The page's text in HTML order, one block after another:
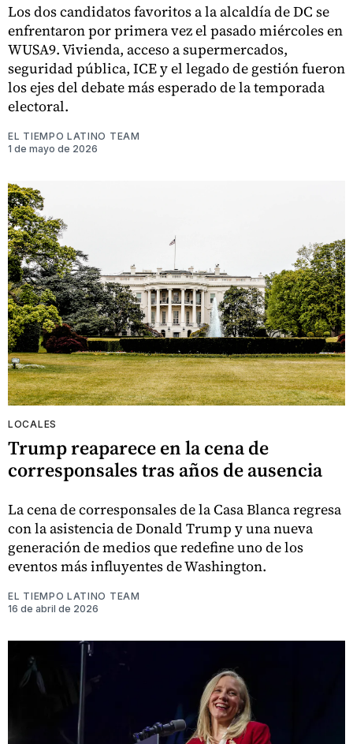
Los dos candidatos favoritos a la alcaldía de DC se
enfrentaron por primera vez el pasado miércoles en
WUSA9. Vivienda, acceso a supermercados,
seguridad pública, ICE y el legado de gestión fueron
los ejes del debate más esperado de la temporada
electoral.
EL TIEMPO LATINO TEAM
1 de mayo de 2026
LOCALES
Trump reaparece en la cena de
corresponsales tras años de ausencia
La cena de corresponsales de la Casa Blanca regresa
con la asistencia de Donald Trump y una nueva
generación de medios que redefine uno de los
eventos más influyentes de Washington.
EL TIEMPO LATINO TEAM
16 de abril de 2026